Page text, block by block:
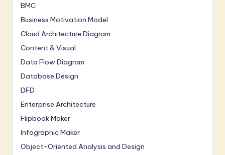
BMC
Business Motivation Model
Cloud Architecture Diagram
Content & Visual
Data Flow Diagram
Database Design
DFD
Enterprise Architecture
Flipbook Maker
Infographic Maker
Object-Oriented Analysis and Design